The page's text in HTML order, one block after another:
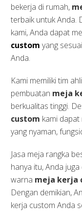
bekerja di rumah,
terbaik untuk Anda.
kami, Anda dapat
custom yang
Anda.
Kami memiliki tim
pembuatan meja
berkualitas tinggi.
custom kami
yang nyaman,
Jasa meja rangka
hanya itu, Anda
warna meja kerja
Dengan demikian,
kerja custom Anda